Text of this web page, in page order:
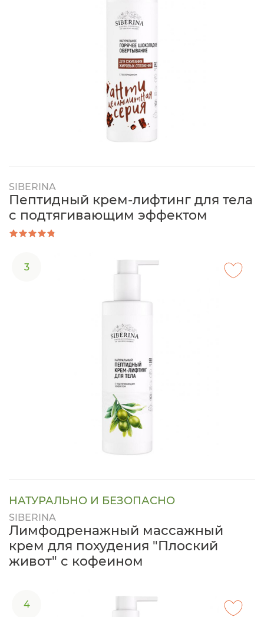
SIBERINA
Пептидный крем-лифтинг для тела
с подтягивающим эффектом
3
НАТУРАЛЬНО И БЕЗОПАСНО
SIBERINA
Лимфодренажный массажный
крем для похудения "Плоский
живот" с кофеином
4